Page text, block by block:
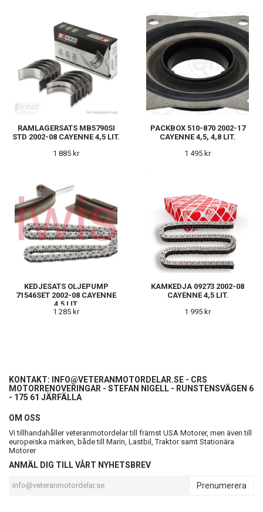
RAMLAGERSATS MB5790SI
STD 2002-08 CAYENNE 4,5 LIT.
1 885 kr
PACKBOX 510-870 2002-17
CAYENNE 4,5, 4,8 LIT.
1 495 kr
KEDJESATS OLJEPUMP
71546SET 2002-08 CAYENNE
4,5 LIT.
1 285 kr
KAMKEDJA 09273 2002-08
CAYENNE 4,5 LIT.
1 995 kr
KONTAKT: INFO@VETERANMOTORDELAR.SE - CRS
MOTORRENOVERINGAR - STEFAN NIGELL - RUNSTENSVÄGEN 6
- 175 61 JÄRFÄLLA
OM OSS
Vi tillhandahåller veteranmotordelar till främst USA Motorer, men även till
europeiska märken, både till Marin, Lastbil, Traktor samt Stationära
Motorer
ANMÄL DIG TILL VÅRT NYHETSBREV
Prenumerera